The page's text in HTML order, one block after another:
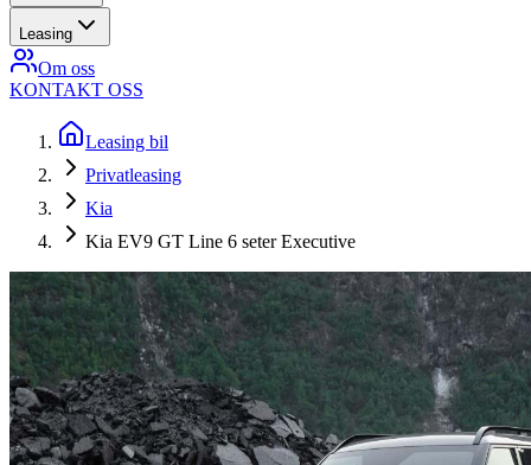
Leasing
Om oss
KONTAKT OSS
Leasing bil
Privatleasing
Kia
Kia EV9 GT Line 6 seter Executive